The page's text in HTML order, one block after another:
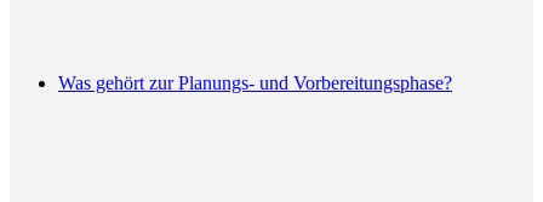
Was gehört zur Planungs- und Vorbereitungsphase?